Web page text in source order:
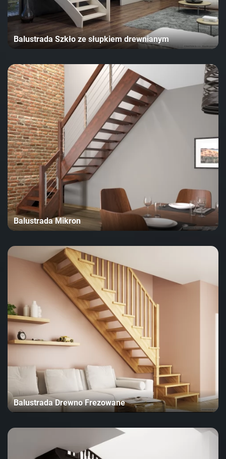
Balustrada Szkło ze słupkiem drewnianym
Balustrada Mikron
Balustrada Drewno Frezowane